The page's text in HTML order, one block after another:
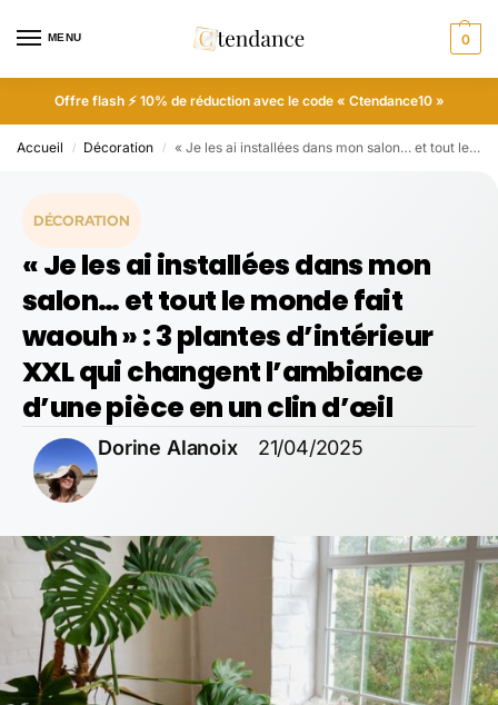
MENU 0
Offre flash ⚡ 10% de réduction avec le code « Ctendance10 »
Accueil / Décoration / « Je les ai installées dans mon salon… et tout le monde fait waouh » : 3 plantes d’intérieur XXL qui changent l’ambiance d’une pièce en un clin d’œil
DÉCORATION
« Je les ai installées dans mon
salon… et tout le monde fait
waouh » : 3 plantes d’intérieur
XXL qui changent l’ambiance
d’une pièce en un clin d’œil
Dorine Alanoix 21/04/2025